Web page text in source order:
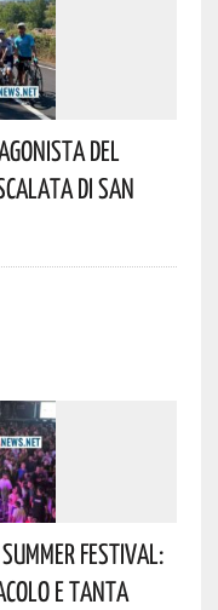
Del
Di San
Festival:
E Tanta